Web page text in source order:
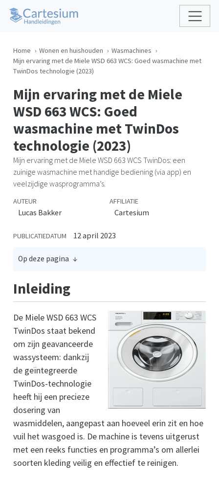
Home Wonen en huishouden
Wasmachines
Mijn ervaring met de Miele WSD 663 WCS: Goed wasmachine met
TwinDos technologie (2023)
Mijn ervaring met de Miele
WSD 663 WCS: Goed
wasmachine met TwinDos
technologie (2023)
Mijn ervaring met de Miele WSD 663 WCS TwinDos: een
zuinige wasmachine met handige bediening (via app) en
veelzijdige wasprogramma’s.
AUTEUR AFFILIATIE
Lucas Bakker Cartesium
PUBLICATIEDATUM 12 april 2023
Op deze pagina
Inleiding
De Miele WSD 663 WCS
TwinDos staat bekend
om zijn geavanceerde
wassysteem: dankzij
de geïntegreerde
TwinDos-technologie
heeft hij een precieze
dosering van
wasmiddelen, aangepast aan hoeveel erin zit en hoe
vuil het wasgoed is. De machine is tevens uitgerust
met een reeks functies en programma’s om allerlei
soorten kleding veilig en effectief te reinigen.